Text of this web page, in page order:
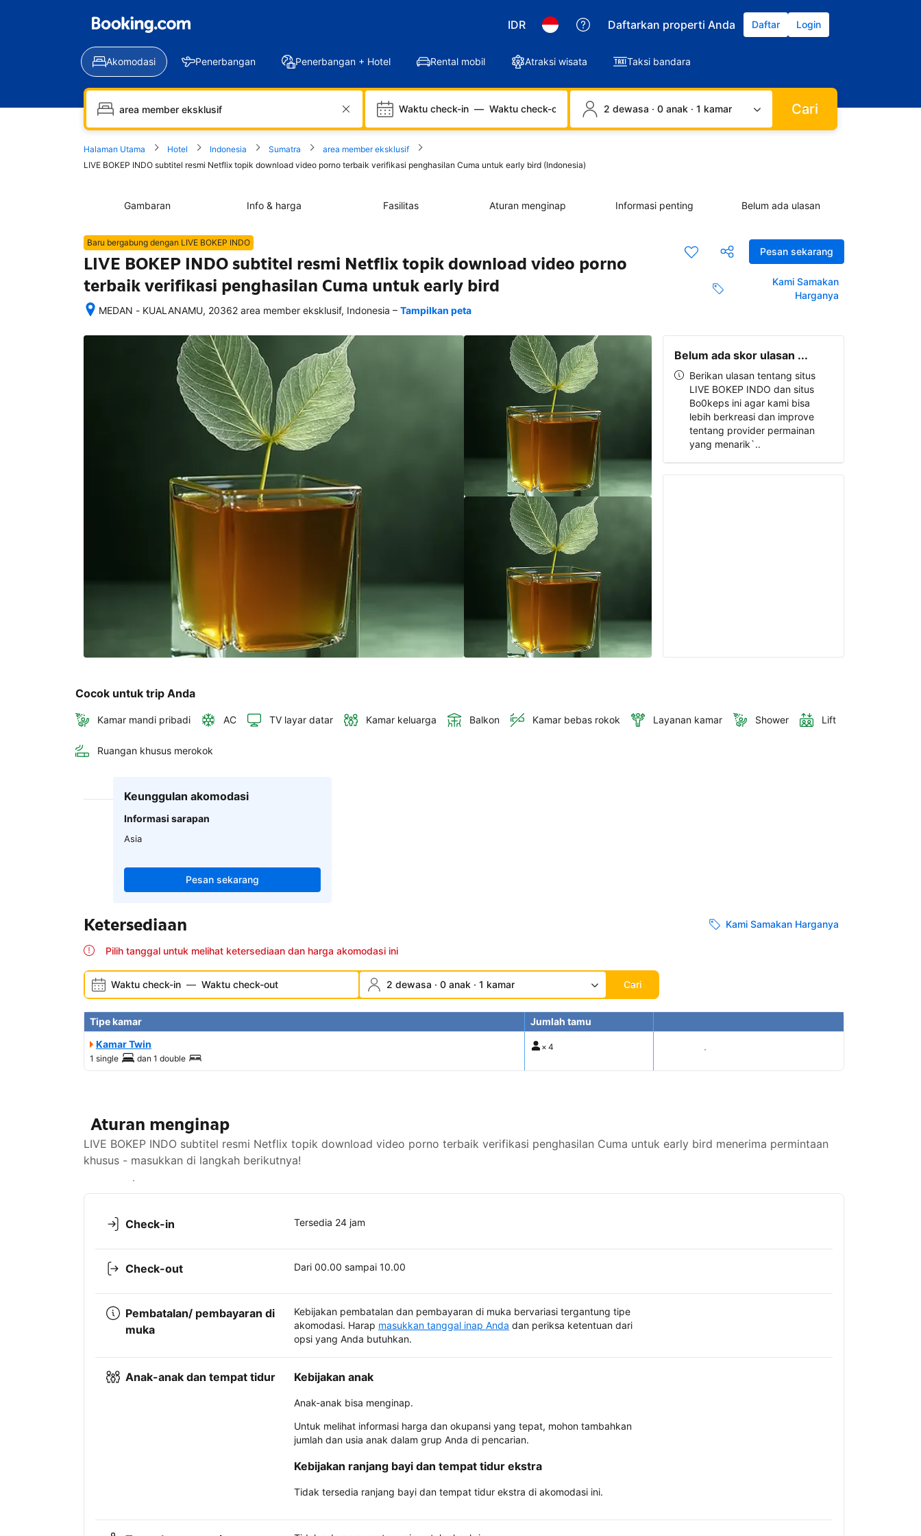
IDR Daftarkan properti Anda Daftar Login
Akomodasi Penerbangan Penerbangan + Hotel Rental mobil Atraksi wisata Taksi bandara
Waktu check-in — Waktu check-out 2 dewasa · 0 anak · 1 kamar Cari
Halaman Utama Hotel Indonesia Sumatra
area member eksklusif
LIVE BOKEP INDO subtitel resmi Netflix topik download video porno terbaik verifikasi penghasilan Cuma untuk early bird (Indonesia)
Gambaran Info & harga Fasilitas Aturan menginap Informasi penting Belum ada ulasan
Pesan sekarang
Kami Samakan
Harganya
Baru bergabung dengan LIVE BOKEP INDO
LIVE BOKEP INDO subtitel resmi Netflix topik download video porno
terbaik verifikasi penghasilan Cuma untuk early bird
MEDAN - KUALANAMU, 20362 area member eksklusif, Indonesia
memesan,
– Tampilkan peta
Belum ada skor ulasan ...
Berikan ulasan tentang situs
LIVE BOKEP INDO dan situs
Bo0keps ini agar kami bisa
lebih berkreasi dan improve
tentang provider permainan
yang menarik`..
Cocok untuk trip Anda
Kamar mandi pribadi AC TV layar datar Kamar keluarga Balkon Kamar bebas rokok Layanan kamar Shower Lift
Ruangan khusus merokok
Keunggulan akomodasi
Informasi sarapan
Asia
Pesan sekarang
Ketersediaan Kami Samakan Harganya
Pilih tanggal untuk melihat ketersediaan dan harga akomodasi ini
Waktu check-in — Waktu check-out 2 dewasa · 0 anak · 1 kamar Cari
Tipe kamar
Jumlah tamu
Kamar Twin
1 single dan 1 double
× 4 Tampilkan harga
Aturan menginap
LIVE BOKEP INDO subtitel resmi Netflix topik download video porno terbaik verifikasi penghasilan Cuma untuk early bird menerima permintaan
khusus - masukkan di langkah berikutnya!
Lihat ketersediaan
Check-in Tersedia 24 jam
Check-out Dari 00.00 sampai 10.00
Pembatalan/ pembayaran di
muka
Kebijakan pembatalan dan pembayaran di muka bervariasi tergantung tipe
akomodasi. Harap masukkan tanggal inap Anda dan periksa ketentuan dari
opsi yang Anda butuhkan.
Anak-anak dan tempat tidur Kebijakan anak
Anak-anak bisa menginap.
Untuk melihat informasi harga dan okupansi yang tepat, mohon tambahkan
jumlah dan usia anak dalam grup Anda di pencarian.
Kebijakan ranjang bayi dan tempat tidur ekstra
Tidak tersedia ranjang bayi dan tempat tidur ekstra di akomodasi ini.